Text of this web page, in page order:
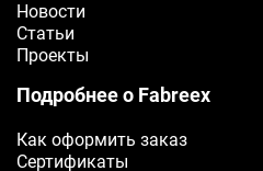
Новости
Статьи
Проекты
Подробнее о Fabreex
Как оформить заказ
Сертификаты